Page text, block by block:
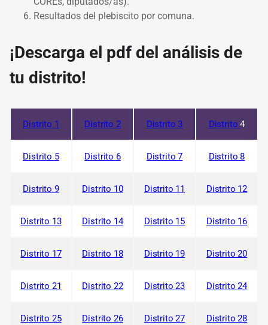
Resultados del plebiscito por comuna.
¡Descarga el pdf del análisis de
tu distrito!
Distrito 1 Distrito 2 Distrito 3 Distrito4
Distrito 5 Distrito 6 Distrito 7 Distrito 8
Distrito 9 Distrito 10 Distrito 11 Distrito 12
Distrito 13 Distrito 14 Distrito 15 Distrito 16
Distrito 17 Distrito 18 Distrito 19 Distrito 20
Distrito 21 Distrito 22 Distrito 23 Distrito 24
Distrito 25 Distrito 26 Distrito 27 Distrito 28